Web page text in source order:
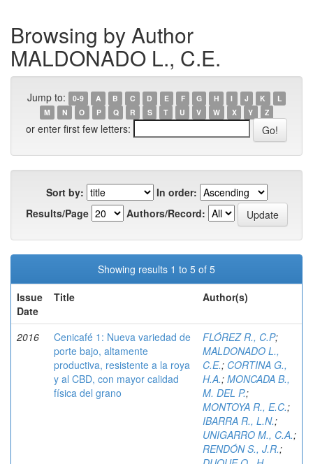
Browsing by Author
MALDONADO L., C.E.
Jump to: 0-9 A B C D E F G H I J K
L
M
N O P Q R S T U V W X Y Z
or enter first few letters:
Sort by:
In order:
Results/Page
Authors/Record:
Showing results 1 to 5 of 5
Issue
Date
Title Author(s)
2016
Cenicafé 1: Nueva variedad de
porte bajo, altamente
productiva, resistente a la roya
y al CBD, con mayor calidad
física del grano
FLÓREZ R., C.P;
MALDONADO L.,
C.E.; CORTINA G.,
H.A.; MONCADA B.,
M. DEL P.;
MONTOYA R., E.C.;
IBARRA R., L.N.;
UNIGARRO M., C.A.;
RENDÓN S., J.R.;